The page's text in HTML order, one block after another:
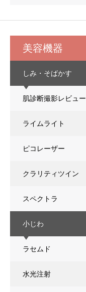
美容機器
しみ・そばかす
肌診断撮影レビュー
ライムライト
ピコレーザー
クラリティツイン
スペクトラ
小じわ
ラセムド
水光注射